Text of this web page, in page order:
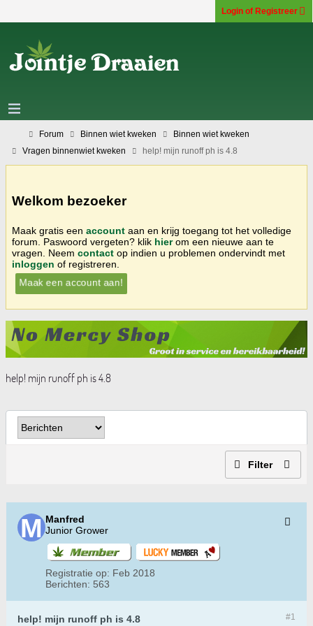
Login of Registreer
Forum Binnen wiet kweken
Binnen wiet kweken
Vragen binnenwiet kweken
help! mijn runoff ph is 4.8
Welkom bezoeker
Maak gratis een account aan en krijg toegang tot het volledige
forum. Paswoord vergeten? klik hierom een nieuwe aan te
vragen. Neem contact op indien u problemen ondervindt met
inloggen of registreren.
Maak een account aan!
help! mijn runoff ph is 4.8
Filter
Manfred
Junior Grower
Registratie op: Feb 2018
Berichten: 563
#1
help! mijn runoff ph is 4.8